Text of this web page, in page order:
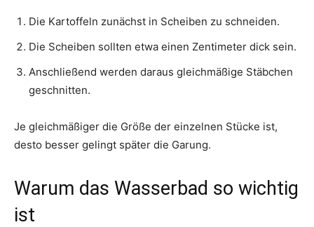
Die Kartoffeln zunächst in Scheiben zu schneiden.
Die Scheiben sollten etwa einen Zentimeter dick sein.
Anschließend werden daraus gleichmäßige Stäbchen
geschnitten.
Je gleichmäßiger die Größe der einzelnen Stücke ist,
desto besser gelingt später die Garung.
Warum das Wasserbad so wichtig
ist